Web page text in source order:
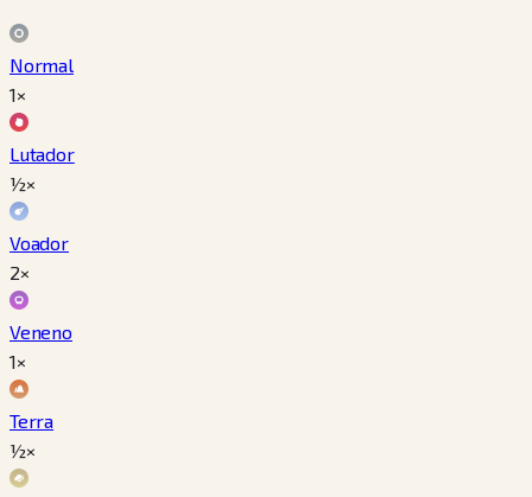
Normal
1×
Lutador
½×
Voador
2×
Veneno
1×
Terra
½×